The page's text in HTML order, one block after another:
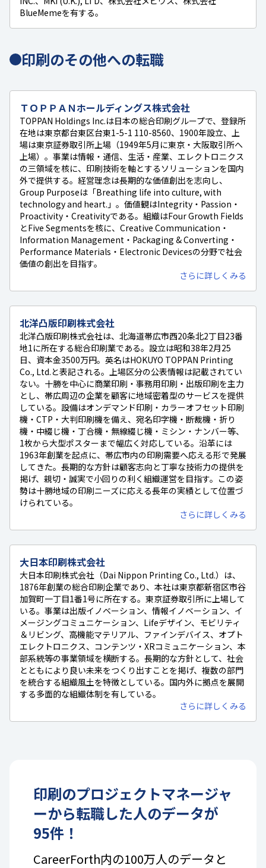
BlueMemeを有する。
印刷のその他への転職
ＴＯＰＰＡＮホールディングス株式会社
TOPPAN Holdings Inc.は日本の総合印刷グループで、登録所
在地は東京都台東区台東1-5-1 110-8560、1900年設立、上
場は東京証券取引所上場（1949年5月に東京・大阪取引所へ
上場）。事業は情報・通信、生活・産業、エレクトロニクス
の三領域を核に、印刷技術を軸とするソリューションを国内
外で提供する。経営理念は長期的な価値創出を志向し、
Group Purposeは「Breathing life into culture, with
technology and heart.」。価値観はIntegrity・Passion・
Proactivity・Creativityである。組織はFour Growth Fields
とFive Segmentsを核に、Creative Communication・
Information Management・Packaging & Converting・
Performance Materials・Electronic Devicesの分野で社会
価値の創出を目指す。
さらに詳しくみる
北洋凸版印刷株式会社
北洋凸版印刷株式会社は、北海道帯広市西20条北2丁目23番
地1に所在する総合印刷業である。設立は昭和38年2月25
日、資本金3500万円。英名はHOKUYO TOPPAN Printing
Co., Ltd.と表記される。上場区分の公表情報は記載されてい
ない。十勝を中心に商業印刷・事務用印刷・出版印刷を主力
とし、帯広周辺の企業を顧客に地域密着型のサービスを提供
している。設備はオンデマンド印刷・カラーオフセット印刷
機・CTP・大判印刷機を備え、宛名印字機・断裁機・折り
機・中綴じ機・丁合機・無線綴じ機・ミシン・ナンバー等、
1枚から大型ポスターまで幅広く対応している。沿革には
1963年創業を起点に、帯広市内の印刷需要へ応える形で発展
してきた。長期的な方針は顧客志向と丁寧な技術力の提供を
掲げ、親切・誠実で小回りの利く組織運営を目指す。この姿
勢は十勝地域の印刷ニーズに応える長年の実績として位置づ
けられている。
さらに詳しくみる
大日本印刷株式会社
大日本印刷株式会社（Dai Nippon Printing Co., Ltd.）は、
1876年創業の総合印刷企業であり、本社は東京都新宿区市谷
加賀町一丁目1番1号に所在する。東京証券取引所に上場して
いる。事業は出版イノベーション、情報イノベーション、イ
メージングコミュニケーション、Lifeデザイン、モビリティ
＆リビング、高機能マテリアル、ファインデバイス、オプト
エレクトロニクス、コンテンツ・XRコミュニケーション、本
部系統等の事業領域を横断する。長期的な方針として、社会
とともにより良い未来をつくり出すことを掲げ、複数の部門
を統合する組織風土を特徴としている。国内外に拠点を展開
する多面的な組織体制を有している。
さらに詳しくみる
印刷のプロジェクトマネージャ
ーから転職した人のデータが
95件！
CareerForth内の100万人のデータと